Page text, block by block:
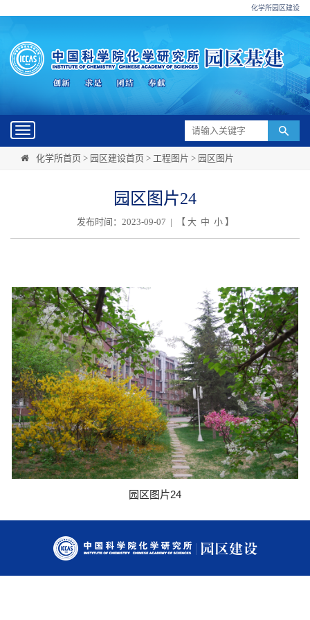
化学所园区建设
Toggle
navigation
化学所首页 > 园区建设首页 > 工程图片 > 园区图片
园区图片24
发布时间：2023-09-07 | 【 大 中 小】
园区图片24